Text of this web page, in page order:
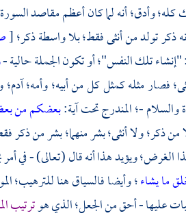
وأدق؛ أنه لما كان أعظم مقاصد السورة
ذكر تولد من أنثى فقط؛ بلا واسطة ذكر؛[
تلك النفس"؛ أو تكون الجملة حالية -
فصار مثله كمثل كل من أبيه؛ وأمه؛آدم؛
والسلام -؛ المندرج تحت آية:بعضكم من
ذكر؛ ولا أنثى؛ بشر منهما؛ بشر من ذكر
الغرض؛ ويؤيد هذا أنه قال (تعالى) - في أمر
ما يشاء؛ وأيضا فالسياق هنا للترهيب؛
عليها - أحق من الجعل؛ الذي هوترتيب